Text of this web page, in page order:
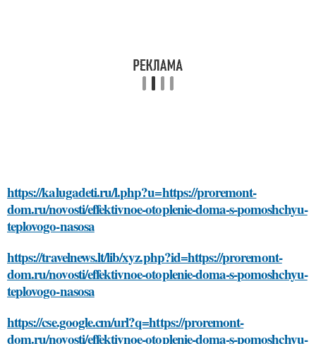
https://kalugadeti.ru/l.php?u=https://proremont-
dom.ru/novosti/effektivnoe-otoplenie-doma-s-pomoshchyu-
teplovogo-nasosa
https://travelnews.lt/lib/xyz.php?id=https://proremont-
dom.ru/novosti/effektivnoe-otoplenie-doma-s-pomoshchyu-
teplovogo-nasosa
https://cse.google.cm/url?q=https://proremont-
dom.ru/novosti/effektivnoe-otoplenie-doma-s-pomoshchyu-